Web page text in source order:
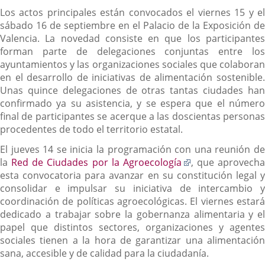
Los actos principales están convocados el viernes 15 y el
sábado 16 de septiembre en el Palacio de la Exposición de
Valencia. La novedad consiste en que los participantes
forman parte de delegaciones conjuntas entre los
ayuntamientos y las organizaciones sociales que colaboran
en el desarrollo de iniciativas de alimentación sostenible.
Unas quince delegaciones de otras tantas ciudades han
confirmado ya su asistencia, y se espera que el número
final de participantes se acerque a las doscientas personas
procedentes de todo el territorio estatal.
El jueves 14 se inicia la programación con una reunión de
la Red de Ciudades por la Agroecología
Enlace
a
una
aplicación
externa.
, que aprovecha
esta convocatoria para avanzar en su constitución legal y
consolidar e impulsar su iniciativa de intercambio y
coordinación de políticas agroecológicas. El viernes estará
dedicado a trabajar sobre la gobernanza alimentaria y el
papel que distintos sectores, organizaciones y agentes
sociales tienen a la hora de garantizar una alimentación
sana, accesible y de calidad para la ciudadanía.